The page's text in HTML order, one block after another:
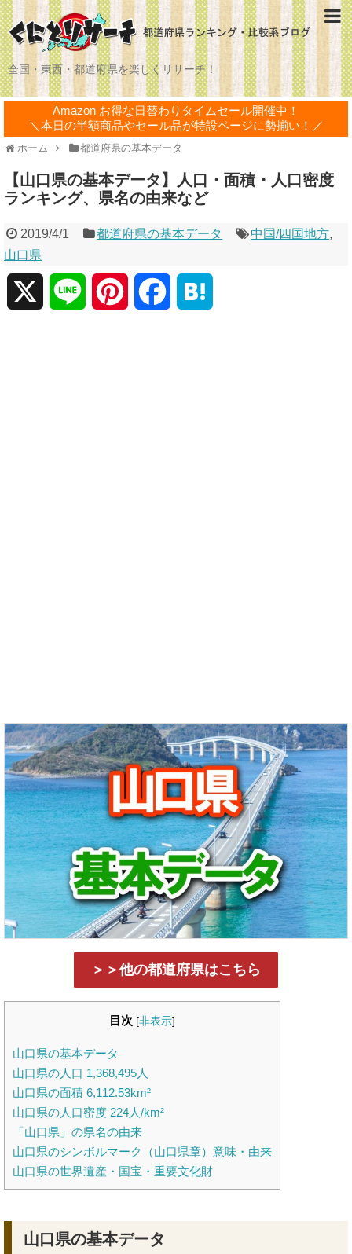
全国・東西・都道府県を楽しくリサーチ！
Amazon お得な日替わりタイムセール開催中！
＼本日の半額商品やセール品が特設ページに勢揃い！／
ホーム 都道府県の基本データ
【山口県の基本データ】人口・面積・人口密度
ランキング、県名の由来など
2019/4/1 都道府県の基本データ 中国/四国地方,
山口県
＞＞他の都道府県はこちら
目次 [非表示]
山口県の基本データ
山口県の人口 1,368,495人
山口県の面積 6,112.53km²
山口県の人口密度 224人/km²
「山口県」の県名の由来
山口県のシンボルマーク（山口県章）意味・由来
山口県の世界遺産・国宝・重要文化財
山口県の基本データ